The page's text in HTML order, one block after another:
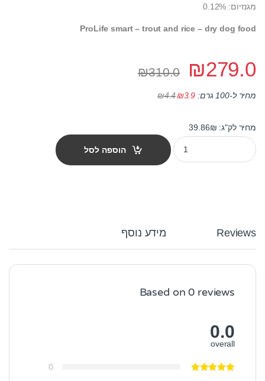
מגנזיום: 0.12%
ProLife smart – trout and rice – dry dog food
₪279.0
₪310.0
מחיר ל-100 גרם: ₪4.4₪3.9
מחיר לק"ג: 39.86₪
פרולייף לכלב סמארט מיני אדולט פורל ואורז 7 ק"ג quantity
הוספה לסל
Reviews מידע נוסף
Based on 0 reviews
0.0
overall
0